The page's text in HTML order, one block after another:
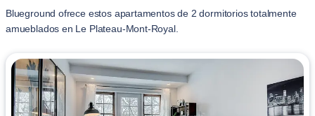
Blueground ofrece estos apartamentos de 2 dormitorios totalmente
amueblados en Le Plateau-Mont-Royal.